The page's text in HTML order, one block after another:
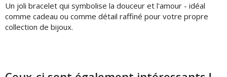
Un joli bracelet qui symbolise la douceur et l'amour - idéal
comme cadeau ou comme détail raffiné pour votre propre
collection de bijoux.